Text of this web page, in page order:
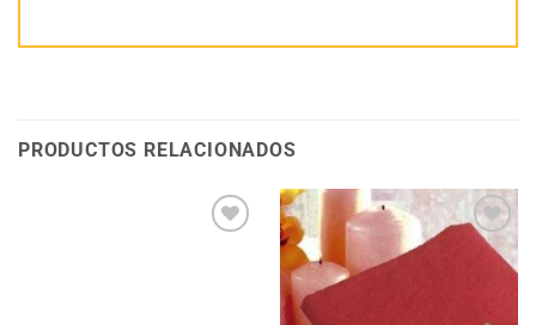
PRODUCTOS RELACIONADOS
Añadir